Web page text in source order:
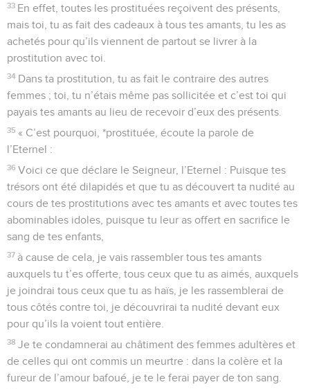
33 En effet, toutes les prostituées reçoivent des présents,
mais toi, tu as fait des cadeaux à tous tes amants, tu les as
achetés pour qu’ils viennent de partout se livrer à la
prostitution avec toi.
34 Dans ta prostitution, tu as fait le contraire des autres
femmes ; toi, tu n’étais même pas sollicitée et c’est toi qui
payais tes amants au lieu de recevoir d’eux des présents.
35 « C’est pourquoi, *prostituée, écoute la parole de
l’Eternel :
36 Voici ce que déclare le Seigneur, l’Eternel : Puisque tes
trésors ont été dilapidés et que tu as découvert ta nudité au
cours de tes prostitutions avec tes amants et avec toutes tes
abominables idoles, puisque tu leur as offert en sacrifice le
sang de tes enfants,
37 à cause de cela, je vais rassembler tous tes amants
auxquels tu t’es offerte, tous ceux que tu as aimés, auxquels
je joindrai tous ceux que tu as haïs, je les rassemblerai de
tous côtés contre toi, je découvrirai ta nudité devant eux
pour qu’ils la voient tout entière.
38 Je te condamnerai au châtiment des femmes adultères et
de celles qui ont commis un meurtre : dans la colère et la
fureur de l’amour bafoué, je te le ferai payer de ton sang.